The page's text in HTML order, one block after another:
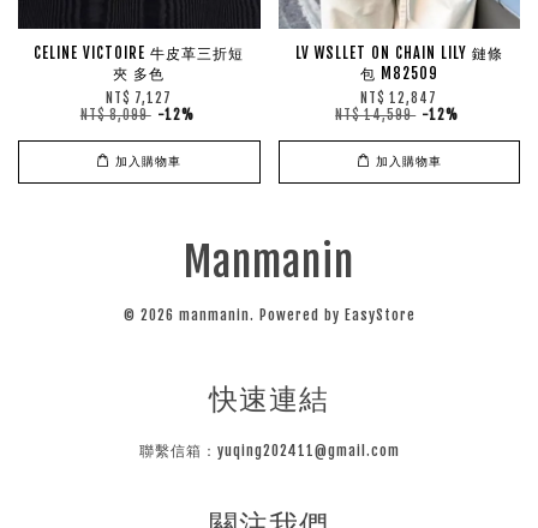
CELINE VICTOIRE 牛皮革三折短
夾 多色
NT$ 7,127
NT$ 8,099 -12%
加入購物車
LV WSLLET ON CHAIN LILY 鏈條
包 M82509
NT$ 12,847
NT$ 14,599 -12%
加入購物車
Manmanin
© 2026 manmanin. Powered by EasyStore
快速連結
聯繫信箱：yuqing202411@gmail.com